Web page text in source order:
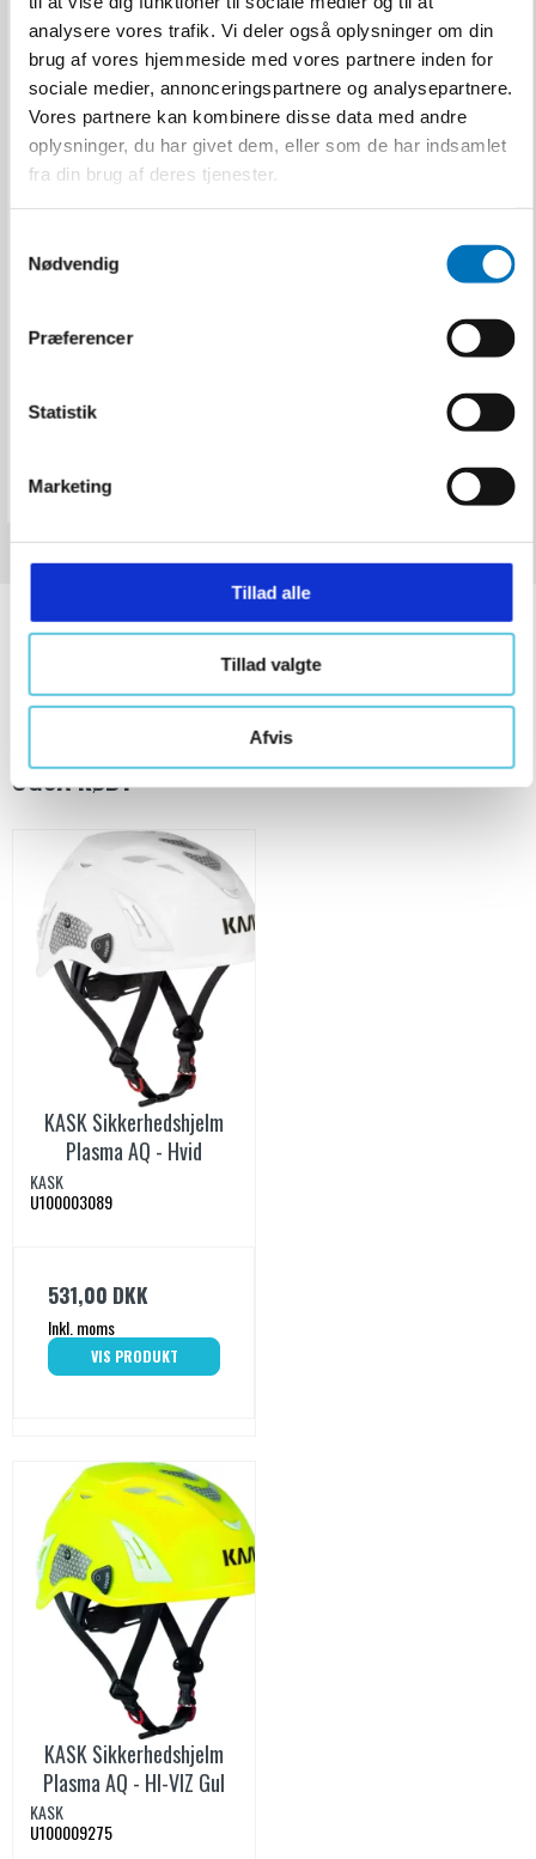
analysere vores trafik. Vi deler også oplysninger om din
brug af vores hjemmeside med vores partnere inden for
sociale medier, annonceringspartnere og analysepartnere.
Vores partnere kan kombinere disse data med andre
oplysninger, du har givet dem, eller som de har indsamlet
fra din brug af deres tjenester.
Nødvendig
Præferencer
Statistik
Marketing
Tillad alle
Tillad valgte
Afvis
KASK Sikkerhedshjelm
KASK
Inkl. moms
KUNDER DER HAR KØBT DETTE PRODUKT HAR
OGSÅ KØBT
KASK Sikkerhedshjelm
Plasma AQ - Hvid
KASK
U100003089
531,00 DKK
Inkl. moms
VIS PRODUKT
KASK Sikkerhedshjelm
Plasma AQ - HI-VIZ Gul
KASK
U100009275